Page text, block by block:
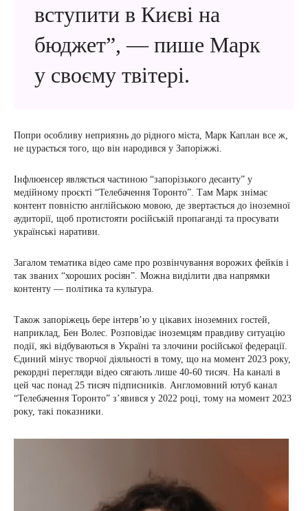
вступити в Києві на
бюджет”, — пише Марк
у своєму твітері.
Попри особливу неприязнь до рідного міста, Марк Каплан все ж,
не цурається того, що він народився у Запоріжжі.
Інфлюенсер являється частиною “запорізького десанту” у
медійному проєкті “Телебачення Торонто”. Там Марк знімає
контент повністю англійською мовою, де звертається до іноземної
аудиторії, щоб протистояти російській пропаганді та просувати
українські наративи.
Загалом тематика відео саме про розвінчування ворожих фейків і
так званих “хороших росіян”. Можна виділити два напрямки
контенту — політика та культура.
Також запоріжець бере інтерв’ю у цікавих іноземних гостей,
наприклад, Бен Волес. Розповідає іноземцям правдиву ситуацію
події, які відбуваються в Україні та злочини російської федерації.
Єдиний мінус творчої діяльності в тому, що на момент 2023 року,
рекордні перегляди відео сягають лише 40-60 тисяч. На каналі в
цей час понад 25 тисяч підписників. Англомовний ютуб канал
“Телебачення Торонто” з’явився у 2022 році, тому на момент 2023
року, такі показники.